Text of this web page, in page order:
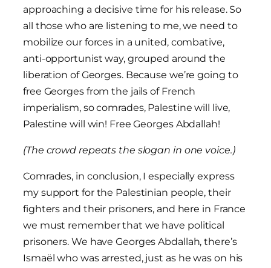
approaching a decisive time for his release. So
all those who are listening to me, we need to
mobilize our forces in a united, combative,
anti-opportunist way, grouped around the
liberation of Georges. Because we’re going to
free Georges from the jails of French
imperialism, so comrades, Palestine will live,
Palestine will win! Free Georges Abdallah!
(The crowd repeats the slogan in one voice.)
Comrades, in conclusion, I especially express
my support for the Palestinian people, their
fighters and their prisoners, and here in France
we must remember that we have political
prisoners. We have Georges Abdallah, there’s
Ismaël who was arrested, just as he was on his